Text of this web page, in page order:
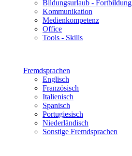
Bildungsurlaub - Fortbildung
Kommunikation
Medienkompetenz
Office
Tools - Skills
Fremdsprachen
Englisch
Französisch
Italienisch
Spanisch
Portugiesisch
Niederländisch
Sonstige Fremdsprachen